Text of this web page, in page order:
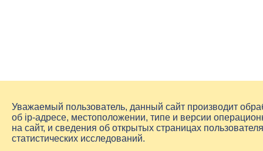
Уважаемый пользователь, данный сайт производит
об ip-адресе, местоположении, типе и версии
на сайт, и сведения об открытых страницах
статистических исследований.